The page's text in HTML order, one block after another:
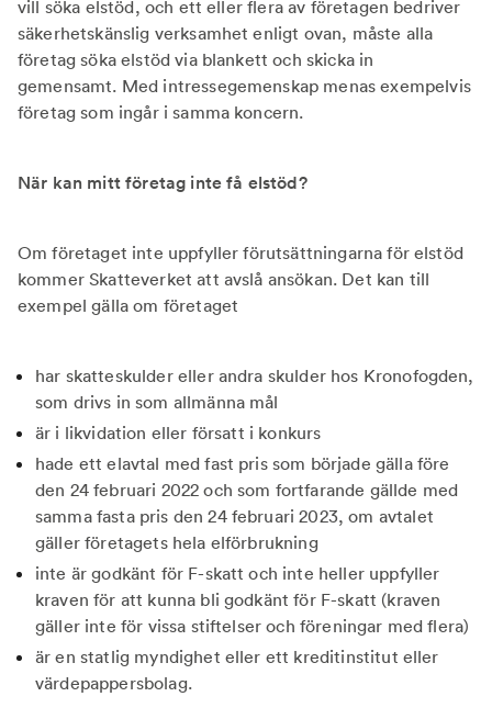
vill söka elstöd, och ett eller flera av företagen bedriver
säkerhetskänslig verksamhet enligt ovan, måste alla
företag söka elstöd via blankett och skicka in
gemensamt. Med intressegemenskap menas exempelvis
företag som ingår i samma koncern.
När kan mitt företag inte få elstöd?
Om företaget inte uppfyller förutsättningarna för elstöd
kommer Skatteverket att avslå ansökan. Det kan till
exempel gälla om företaget
har skatteskulder eller andra skulder hos Kronofogden,
som drivs in som allmänna mål
är i likvidation eller försatt i konkurs
hade ett elavtal med fast pris som började gälla före
den 24 februari 2022 och som fortfarande gällde med
samma fasta pris den 24 februari 2023, om avtalet
gäller företagets hela elförbrukning
inte är godkänt för F-skatt och inte heller uppfyller
kraven för att kunna bli godkänt för F-skatt (kraven
gäller inte för vissa stiftelser och föreningar med flera)
är en statlig myndighet eller ett kreditinstitut eller
värdepappersbolag.